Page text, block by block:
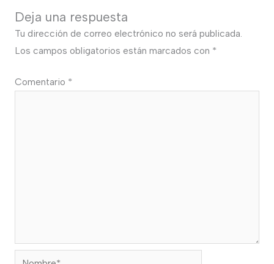
Deja una respuesta
Tu dirección de correo electrónico no será publicada.
Los campos obligatorios están marcados con *
Comentario *
Nombre*